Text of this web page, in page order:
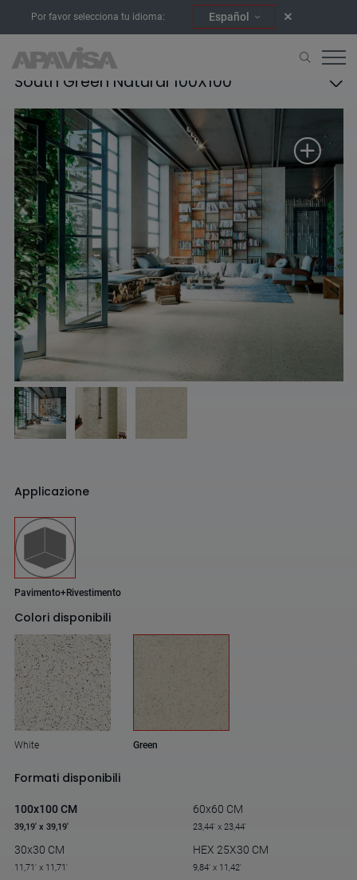
Por favor selecciona tu idioma: Español
South Green Natural 100X100
Applicazione
Pavimento+Rivestimento
Colori disponibili
White Green
Formati disponibili
100x100 CM
39,19' x 39,19'
60x60 CM
23,44' x 23,44'
30x30 CM
11,71' x 11,71'
HEX 25X30 CM
9,84' x 11,42'